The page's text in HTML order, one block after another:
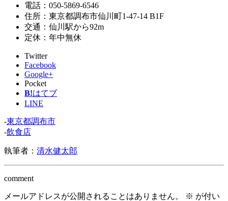
電話：050-5869-6546
住所：東京都調布市仙川町1-47-14 B1F
交通：仙川駅から92m
定休：年中無休
Twitter
Facebook
Google+
Pocket
B!はてブ
LINE
-東京都調布市
-飲食店
執筆者： 清水健太郎
comment
メールアドレスが公開されることはありません。 ※ が付い